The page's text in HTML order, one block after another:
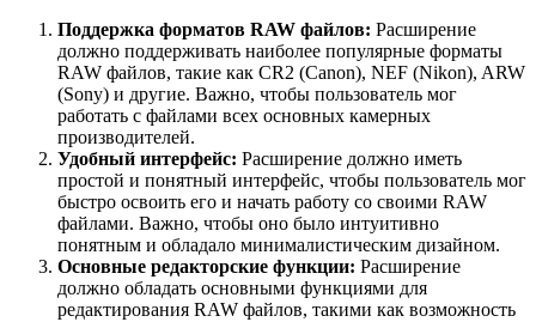
Поддержка форматов RAW файлов: Расширение
должно поддерживать наиболее популярные форматы
RAW файлов, такие как CR2 (Canon), NEF (Nikon), ARW
(Sony) и другие. Важно, чтобы пользователь мог
работать с файлами всех основных камерных
производителей.
Удобный интерфейс: Расширение должно иметь
простой и понятный интерфейс, чтобы пользователь мог
быстро освоить его и начать работу со своими RAW
файлами. Важно, чтобы оно было интуитивно
понятным и обладало минималистическим дизайном.
Основные редакторские функции: Расширение
должно обладать основными функциями для
редактирования RAW файлов, такими как возможность